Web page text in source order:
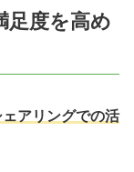
足度を高め
ェアリングでの活